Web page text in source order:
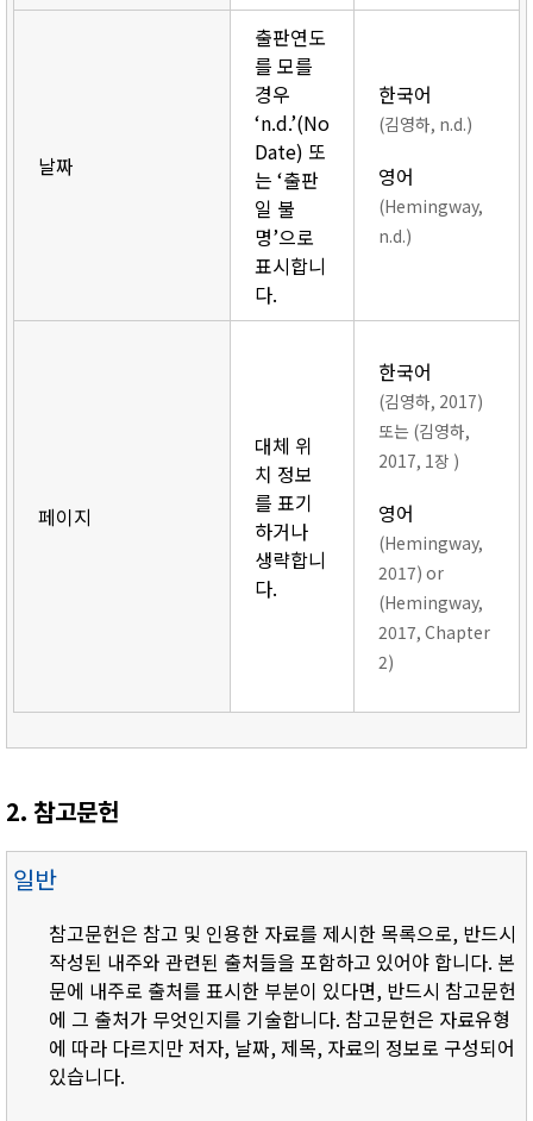
날짜
출판연도
를 모를
경우
‘n.d.’(No
Date) 또
는 ‘출판
일 불
명’으로
표시합니
다.
한국어
(김영하, n.d.)
영어
(Hemingway,
n.d.)
페이지
대체 위
치 정보
를 표기
하거나
생략합니
다.
한국어
(김영하, 2017)
또는 (김영하,
2017, 1장 )
영어
(Hemingway,
2017) or
(Hemingway,
2017, Chapter
2)
2. 참고문헌
일반
참고문헌은 참고 및 인용한 자료를 제시한 목록으로, 반드시
작성된 내주와 관련된 출처들을 포함하고 있어야 합니다. 본
문에 내주로 출처를 표시한 부분이 있다면, 반드시 참고문헌
에 그 출처가 무엇인지를 기술합니다. 참고문헌은 자료유형
에 따라 다르지만 저자, 날짜, 제목, 자료의 정보로 구성되어
있습니다.